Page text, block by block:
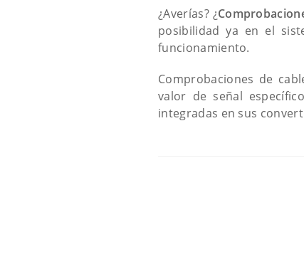
¿Averías? ¿
posibilidad ya en el
funcionamiento.
Comprobaciones de
valor de señal
integradas en sus